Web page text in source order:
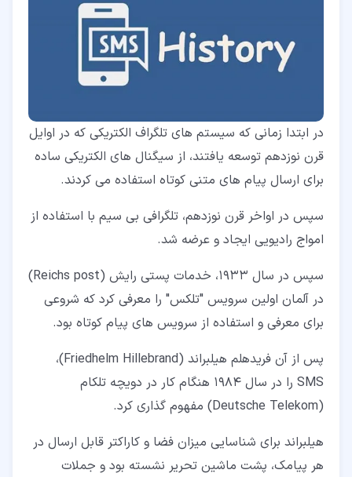
در ابتدا زمانی که سیستم های تلگراف الکتریکی که در اوایل
قرن نوزدهم توسعه یافتند، از سیگنال های الکتریکی ساده
برای ارسال پیام های متنی کوتاه استفاده می کردند.
سپس در اواخر قرن نوزدهم، تلگرافی بی سیم با استفاده از
امواج رادیویی ایجاد و عرضه شد.
سپس در سال 1933، خدمات پستی رایش (Reichs post)
در آلمان اولین سرویس "تلکس" را معرفی کرد که شروعی
برای معرفی و استفاده از سرویس های پیام کوتاه بود.
پس از آن فریدهلم هیلبراند (Friedhelm Hillebrand)،
SMS را در سال 1984 هنگام کار در دویچه تلکام
(Deutsche Telekom) مفهوم گذاری کرد.
هیلبراند برای شناسایی میزان فضا و کاراکتر قابل ارسال در
هر پیامک، پشت ماشین تحریر نشسته بود و جملات